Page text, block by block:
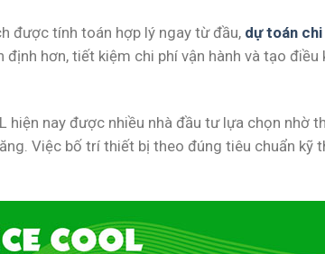
được tính toán hợp lý ngay từ đầu, dự toán
định hơn, tiết kiệm chi phí vận hành và tạo
hiện nay được nhiều nhà đầu tư lựa chọn nhờ
Việc bố trí thiết bị theo đúng tiêu chuẩn kỹ